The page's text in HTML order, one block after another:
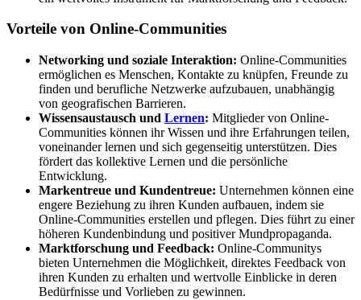
Vorteile von Online-Communities
Networking und soziale Interaktion: Online-Communities
ermöglichen es Menschen, Kontakte zu knüpfen, Freunde zu
finden und berufliche Netzwerke aufzubauen, unabhängig
von geografischen Barrieren.
Wissensaustausch und Lernen: Mitglieder von Online-
Communities können ihr Wissen und ihre Erfahrungen teilen,
voneinander lernen und sich gegenseitig unterstützen. Dies
fördert das kollektive Lernen und die persönliche
Entwicklung.
Markentreue und Kundentreue: Unternehmen können eine
engere Beziehung zu ihren Kunden aufbauen, indem sie
Online-Communities erstellen und pflegen. Dies führt zu einer
höheren Kundenbindung und positiver Mundpropaganda.
Marktforschung und Feedback: Online-Communitys
bieten Unternehmen die Möglichkeit, direktes Feedback von
ihren Kunden zu erhalten und wertvolle Einblicke in deren
Bedürfnisse und Vorlieben zu gewinnen.